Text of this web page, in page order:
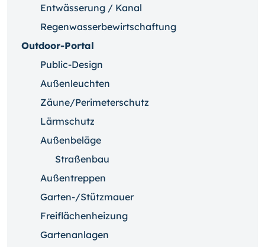
Entwässerung / Kanal
Regenwasserbewirtschaftung
Outdoor-Portal
Public-Design
Außenleuchten
Zäune/Perimeterschutz
Lärmschutz
Außenbeläge
Straßenbau
Außentreppen
Garten-/Stützmauer
Freiflächenheizung
Gartenanlagen